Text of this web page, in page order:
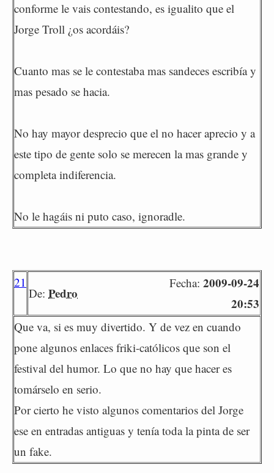
conforme le vais contestando, es igualito que el
Jorge Troll ¿os acordáis?
Cuanto mas se le contestaba mas sandeces escribía y
mas pesado se hacia.
No hay mayor desprecio que el no hacer aprecio y a
este tipo de gente solo se merecen la mas grande y
completa indiferencia.
No le hagáis ni puto caso, ignoradle.
21
De: Pedro
Fecha: 2009-09-24
20:53
Que va, si es muy divertido. Y de vez en cuando
pone algunos enlaces friki-católicos que son el
festival del humor. Lo que no hay que hacer es
tomárselo en serio.
Por cierto he visto algunos comentarios del Jorge
ese en entradas antiguas y tenía toda la pinta de ser
un fake.